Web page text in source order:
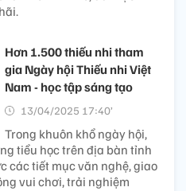
Hơn 1.500 thiếu nhi tham
gia Ngày hội Thiếu nhi Việt
Nam - học tập sáng tạo
13/04/2025 17:40’
Trong khuôn khổ ngày hội,
tiểu học trên địa bàn tỉnh
các tiết mục văn nghệ, giao
vui chơi, trải nghiệm